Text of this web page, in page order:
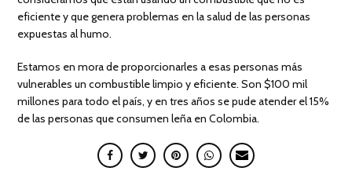
eficiente y que genera problemas en la salud de las personas
expuestas al humo.
Estamos en mora de proporcionarles a esas personas más
vulnerables un combustible limpio y eficiente. Son $100 mil
millones para todo el país, y en tres años se pude atender el 15%
de las personas que consumen leña en Colombia.